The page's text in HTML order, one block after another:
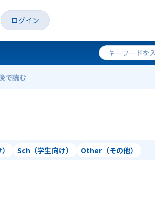
ログイン
で読む
Sch（学生向け） Other（その他）